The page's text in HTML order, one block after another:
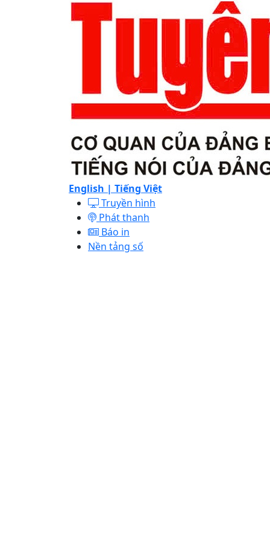
English | Tiếng Việt
Truyền hình
Phát thanh
Báo in
Nền tảng số